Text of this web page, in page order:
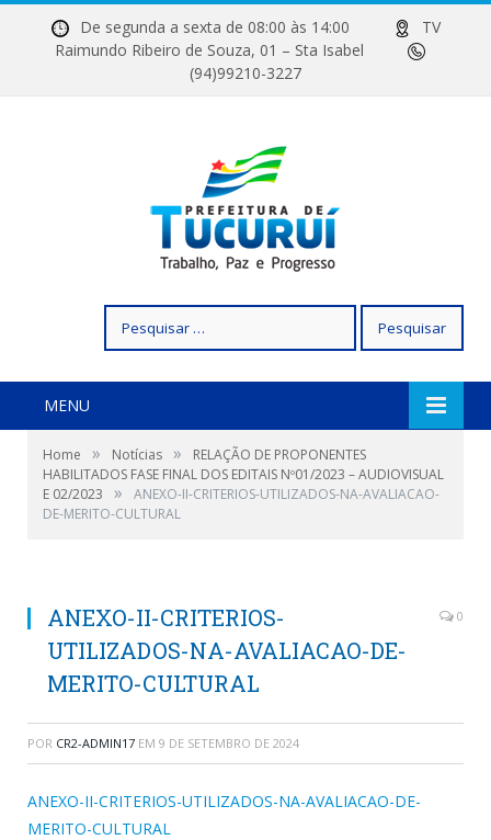
De segunda a sexta de 08:00 às 14:00
TV
Raimundo Ribeiro de Souza, 01 – Sta Isabel
(94)99210-3227
por:
MENU
Home » Notícias »
RELAÇÃO DE PROPONENTES
HABILITADOS FASE FINAL DOS EDITAIS Nº01/2023 – AUDIOVISUAL
E 02/2023
»
ANEXO-II-CRITERIOS-UTILIZADOS-NA-AVALIACAO-
DE-MERITO-CULTURAL
ANEXO-II-CRITERIOS-
UTILIZADOS-NA-AVALIACAO-DE-
MERITO-CULTURAL
0
POR CR2-ADMIN17 EM 9 DE SETEMBRO DE 2024
ANEXO-II-CRITERIOS-UTILIZADOS-NA-AVALIACAO-DE-
MERITO-CULTURAL